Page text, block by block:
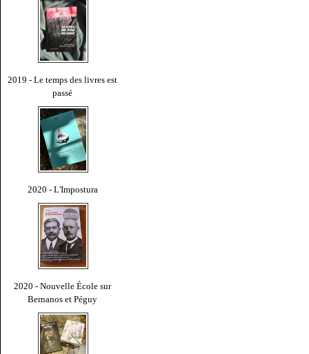
2019 - Le temps des livres est
passé
2020 - L'Impostura
2020 - Nouvelle École sur
Bernanos et Péguy